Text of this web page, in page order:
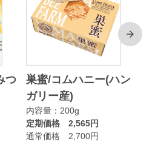
つ
巣蜜/コムハニー(ハン
ガリー産)
内容量：200g
定期価格 2,565円
通常価格 2,700円
次